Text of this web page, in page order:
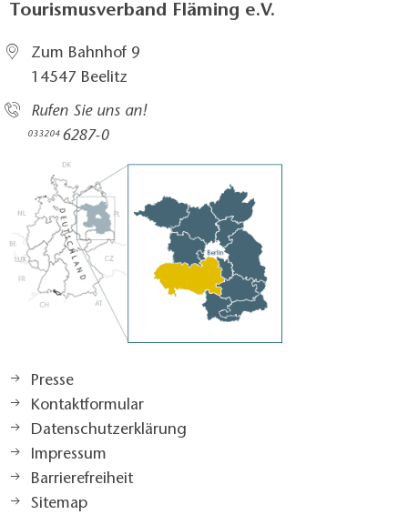
Tourismusverband Fläming e.V.
Zum Bahnhof 9
14547 Beelitz
Rufen Sie uns an!
033204 6287-0
Presse
Kontaktformular
Datenschutzerklärung
Impressum
Barrierefreiheit
Sitemap